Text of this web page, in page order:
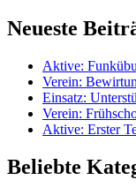
Neueste
Aktive:
Verein:
Einsatz:
Verein:
Aktive: Erster
Beliebte